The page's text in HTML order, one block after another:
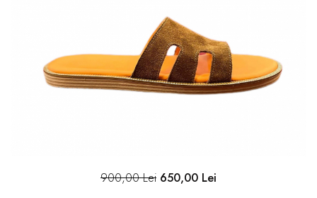
900,00 Lei 650,00 Lei